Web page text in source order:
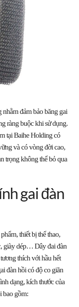
nhằm đảm bảo băng gai
ràng buộc khi sử dụng.
tại Baihe Holding có
và có vòng đời cao,
trọng không thể bỏ qua
gai đàn
thiết bị thể thao,
giày dép… Dây đai đàn
thích với hầu hết
đàn hồi có độ co giãn
dạng, kích thước của
bao gồm: